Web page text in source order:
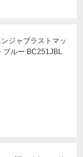
ジャブラストマッ
ブルー BC251JBL